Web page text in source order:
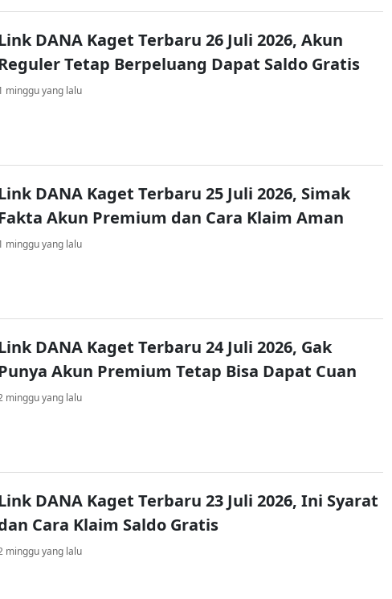
DANA Kaget Terbaru 26 Juli 2026, Akun
Tetap Berpeluang Dapat Saldo Gratis
minggu yang lalu
DANA Kaget Terbaru 25 Juli 2026, Simak
Akun Premium dan Cara Klaim Aman
minggu yang lalu
DANA Kaget Terbaru 24 Juli 2026, Gak
Akun Premium Tetap Bisa Dapat Cuan
minggu yang lalu
DANA Kaget Terbaru 23 Juli 2026, Ini Syarat
Cara Klaim Saldo Gratis
minggu yang lalu